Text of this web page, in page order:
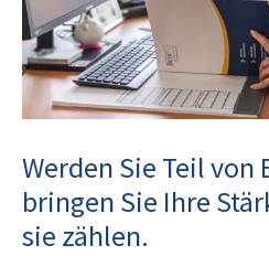
Werden Sie Teil von
bringen Sie Ihre
sie zählen.